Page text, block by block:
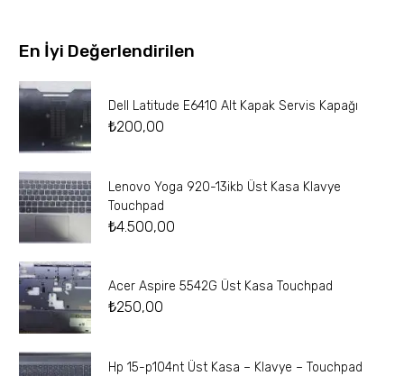
En İyi Değerlendirilen
Dell Latitude E6410 Alt Kapak Servis Kapağı
₺200,00
Lenovo Yoga 920-13ikb Üst Kasa Klavye
Touchpad
₺4.500,00
Acer Aspire 5542G Üst Kasa Touchpad
₺250,00
Hp 15-p104nt Üst Kasa – Klavye – Touchpad